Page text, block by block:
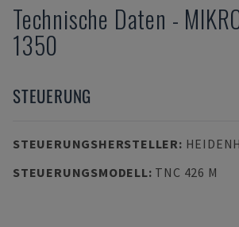
Technische Daten -
1350
STEUERUNG
STEUERUNGSHERSTELLER:
STEUERUNGSMODELL: TNC 426 M